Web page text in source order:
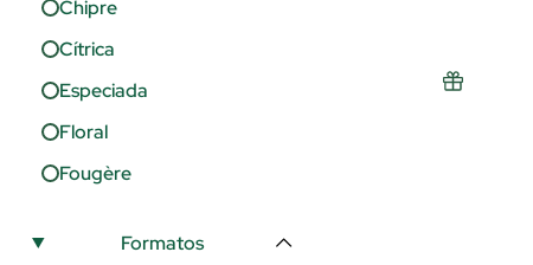
Chipre
Cítrica
Especiada
Floral
Fougère
Formatos